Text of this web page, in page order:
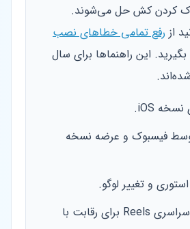
کردن کش حل می‌شوند.
از رفع تمامی خطاهای نصب
این راهنماها برای سال
توسط فیسبوک و عرضه نسخه
۲۰۲۰: معرفی سراسری Reels برای رقابت با